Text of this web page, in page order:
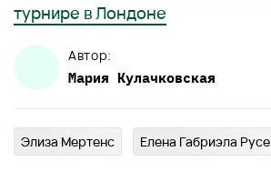
турнире в Лондоне
Автор:
Мария Кулачковская
Элиза Мертенс Елена Габриэла Русе